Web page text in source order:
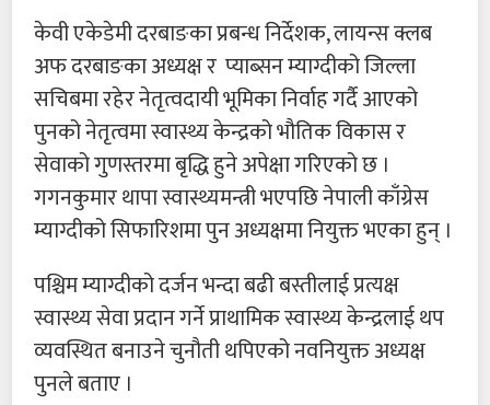
केवी एकेडेमी दरबाङका प्रबन्ध निर्देशक, लायन्स क्लब
अफ दरबाङका अध्यक्ष र प्याब्सन म्याग्दीको जिल्ला
सचिबमा रहेर नेतृत्वदायी भूमिका निर्वाह गर्दै आएको
पुनको नेतृत्वमा स्वास्थ्य केन्द्रको भौतिक विकास र
सेवाको गुणस्तरमा बृद्धि हुने अपेक्षा गरिएको छ ।
गगनकुमार थापा स्वास्थ्यमन्त्री भएपछि नेपाली काँग्रेस
म्याग्दीको सिफारिशमा पुन अध्यक्षमा नियुक्त भएका हुन् ।
पश्चिम म्याग्दीको दर्जन भन्दा बढी बस्तीलाई प्रत्यक्ष
स्वास्थ्य सेवा प्रदान गर्ने प्राथामिक स्वास्थ्य केन्द्रलाई थप
व्यवस्थित बनाउने चुनौती थपिएको नवनियुक्त अध्यक्ष
पुनले बताए ।